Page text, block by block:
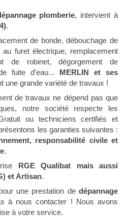
plomberie, intervient à
.
de bonde, débouchage de
au furet électrique, remplacement
de robinet, dégorgement de
fuite d'eau... MERLIN et ses
une grande variété de travaux !
de travaux ne dépend pas que
notre société respecte les
ou techniciens certifiés et
les garanties suivantes :
responsabilité civile et
.
RGE Qualibat mais aussi
et Artisan.
une prestation de dépannage
à nous contacter ! Nous avons
à votre service.